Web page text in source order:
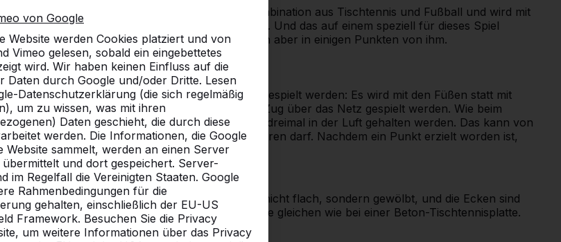
von Google
Website werden Cookies platziert und von
Vimeo gelesen, sobald ein eingebettetes
wird. Wir haben keinen Einfluss auf die
Daten durch Google und/oder Dritte. Lesen
Datenschutzerklärung (die sich regelmäßig
um zu wissen, was mit ihren
Daten geschieht, die durch diese
werden. Die Informationen, die Google
Website sammelt, werden an einen Server
und dort gespeichert. Server-
im Regelfall die Vereinigten Staaten. Google
Rahmenbedingungen für die
gehalten, einschließlich der EU-US
Framework. Besuchen Sie die Privacy
um weitere Informationen über das Privacy
beliebt ist. Es handelt sich um eine Kombination aus Tischtennis und Fußball und wird mit
mit den Füßen auf die andere Seite zu spielen. Und das auf einem speziell für dieses Spiel
Tischtennistischsehr ähnlich, unterscheidet sich aber in einigen Punkten von ihm.
nicht mit den Händen auf die andere Seite gespielt werden: Es wird mit den Füßen statt mit
der Grundlinie steht. Der Ball muss in einem Zug über das Netz gespielt werden. Wie beim
zurück auf die Gegenseite. Der Ball muss dabei dreimal in der Luft gehalten werden. Das kann von
wobei der Ball den Tisch nur einmal berühren darf. Nachdem ein Punkt erzielt worden ist,
Spiel, das jedoch garantiert Spaß macht!
Die Tischplatte ist beim Fußvolleyball allerdings nicht flach, sondern gewölbt, und die Ecken sind
den Ball spielt. Die Abmessungen sind jedoch die gleichen wie bei einer Beton-Tischtennisplatte.